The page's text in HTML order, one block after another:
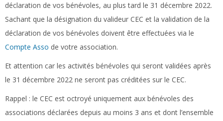
déclaration de vos bénévoles, au plus tard le 31 décembre 2022.
Sachant que la désignation du valideur CEC et la validation de la
déclaration de vos bénévoles doivent être effectuées via le
Compte Asso de votre association.
Et attention car les activités bénévoles qui seront validées après
le 31 décembre 2022 ne seront pas créditées sur le CEC.
Rappel : le CEC est octroyé uniquement aux bénévoles des
associations déclarées depuis au moins 3 ans et dont l’ensemble